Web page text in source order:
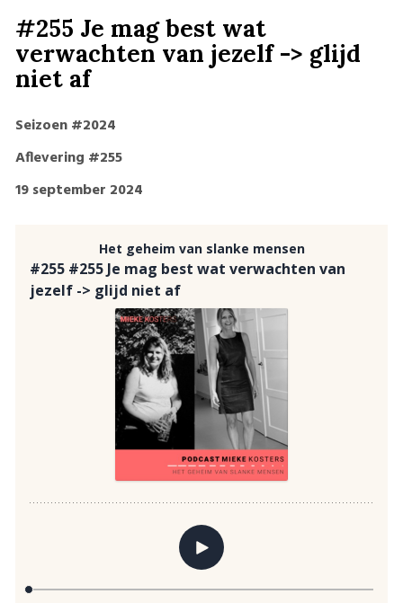
#255 Je mag best wat
verwachten van jezelf -> glijd
niet af
Seizoen #2024
Aflevering #255
19 september 2024